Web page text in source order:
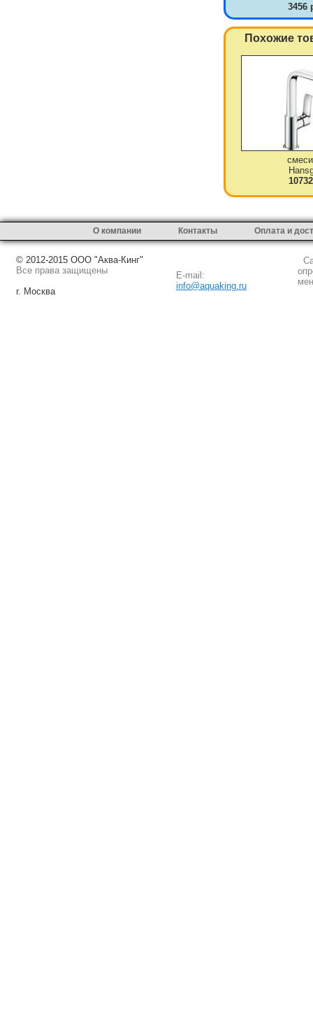
3456
Похожие
О компании Контакты Оплата и
© 2012-2015 ООО "Аква-Кинг"
Все права защищены
г. Москва
E-mail:
info@aquaking.ru